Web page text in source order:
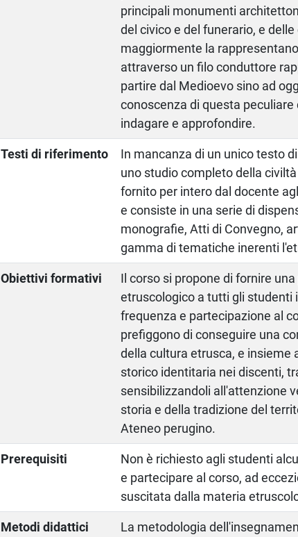
principali monumenti
del civico e del funerario, e
maggiormente la
attraverso un filo conduttore
partire dal Medioevo sino ad
conoscenza di questa
indagare e approfondire.
Testi di riferimento
In mancanza di un unico testo
uno studio completo della
fornito per intero dal docente
e consiste in una serie di
monografie, Atti di Convegno,
gamma di tematiche inerenti
Obiettivi formativi
Il corso si propone di fornire
etruscologico a tutti gli studenti
frequenza e partecipazione al
prefiggono di conseguire una
della cultura etrusca, e insieme
storico identitaria nei discenti,
sensibilizzandoli all'attenzione
storia e della tradizione del
Ateneo perugino.
Prerequisiti
Non è richiesto agli studenti
e partecipare al corso, ad
suscitata dalla materia
Metodi didattici
La metodologia